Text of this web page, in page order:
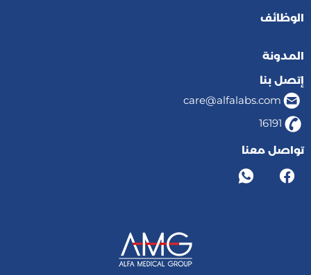
الوظائف
المدونة
إتصل بنا
care@alfalabs.com
16191
تواصل معنا